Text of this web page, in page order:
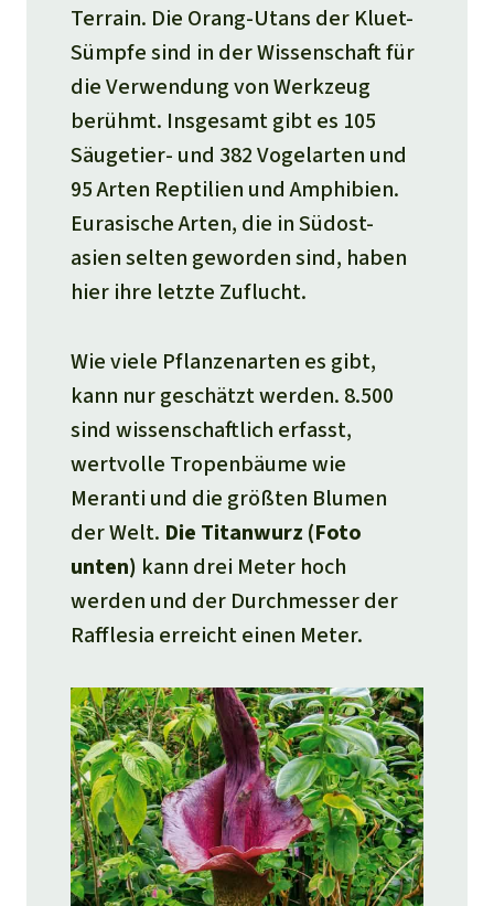
Terrain. Die Orang-Utans der Kluet-
Sümpfe sind in der Wissenschaft für
die Verwendung von Werkzeug
berühmt. Insgesamt gibt es 105
Säugetier- und 382 Vogelarten und
95 Arten Reptilien und Amphibien.
Eurasische Arten, die in Südost-
asien selten geworden sind, haben
hier ihre letzte Zuflucht.
Wie viele Pflanzenarten es gibt,
kann nur geschätzt werden. 8.500
sind wissenschaftlich erfasst,
wertvolle Tropenbäume wie
Meranti und die größten Blumen
der Welt. Die Titanwurz (Foto
unten) kann drei Meter hoch
werden und der Durchmesser der
Rafflesia erreicht einen Meter.